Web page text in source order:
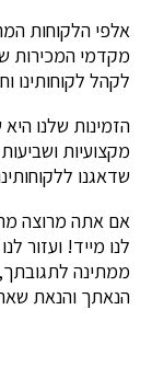
אלפי הלקוחות
מקדמי המכירות
לקהל לקוחותינו
הזמינות שלנו
מקצועיות
שדאגנו
אם אתה מרוצה
לנו מייד! ועזור
ממתינה לתגובתך,
הנאתך והנאת